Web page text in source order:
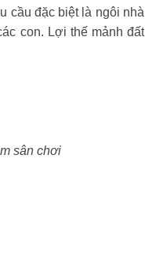
cầu đặc biệt là ngôi nhà
con. Lợi thế mảnh đất
sân chơi